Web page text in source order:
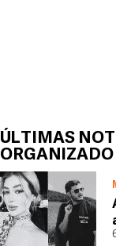
ÚLTIMAS
ORGANIZADO